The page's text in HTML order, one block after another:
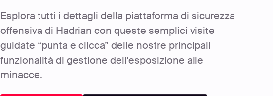
Esplora tutti i dettagli della piattaforma di sicurezza
offensiva di Hadrian con queste semplici visite
guidate “punta e clicca” delle nostre principali
funzionalità di gestione dell'esposizione alle
minacce.